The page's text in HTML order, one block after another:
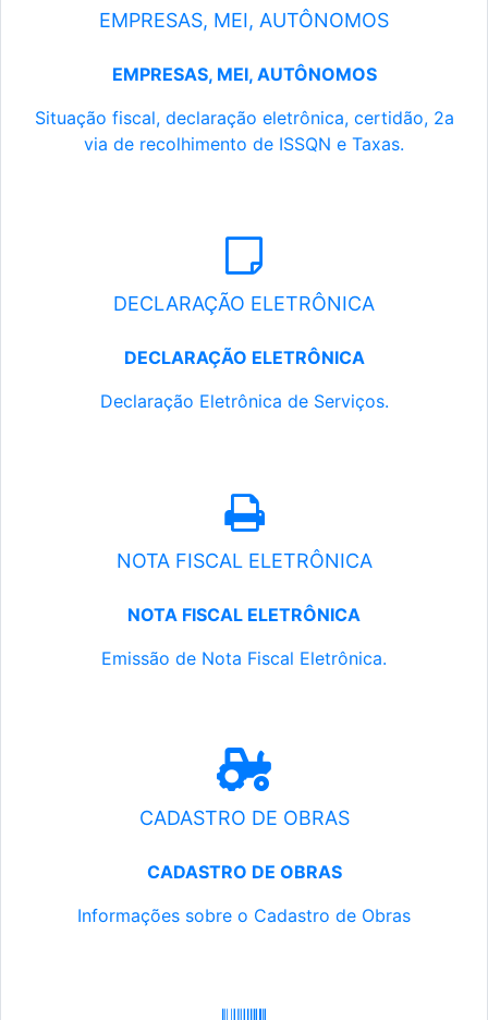
EMPRESAS, MEI, AUTÔNOMOS
EMPRESAS, MEI, AUTÔNOMOS
Situação fiscal, declaração eletrônica, certidão, 2a
via de recolhimento de ISSQN e Taxas.
DECLARAÇÃO ELETRÔNICA
DECLARAÇÃO ELETRÔNICA
Declaração Eletrônica de Serviços.
NOTA FISCAL ELETRÔNICA
NOTA FISCAL ELETRÔNICA
Emissão de Nota Fiscal Eletrônica.
CADASTRO DE OBRAS
CADASTRO DE OBRAS
Informações sobre o Cadastro de Obras